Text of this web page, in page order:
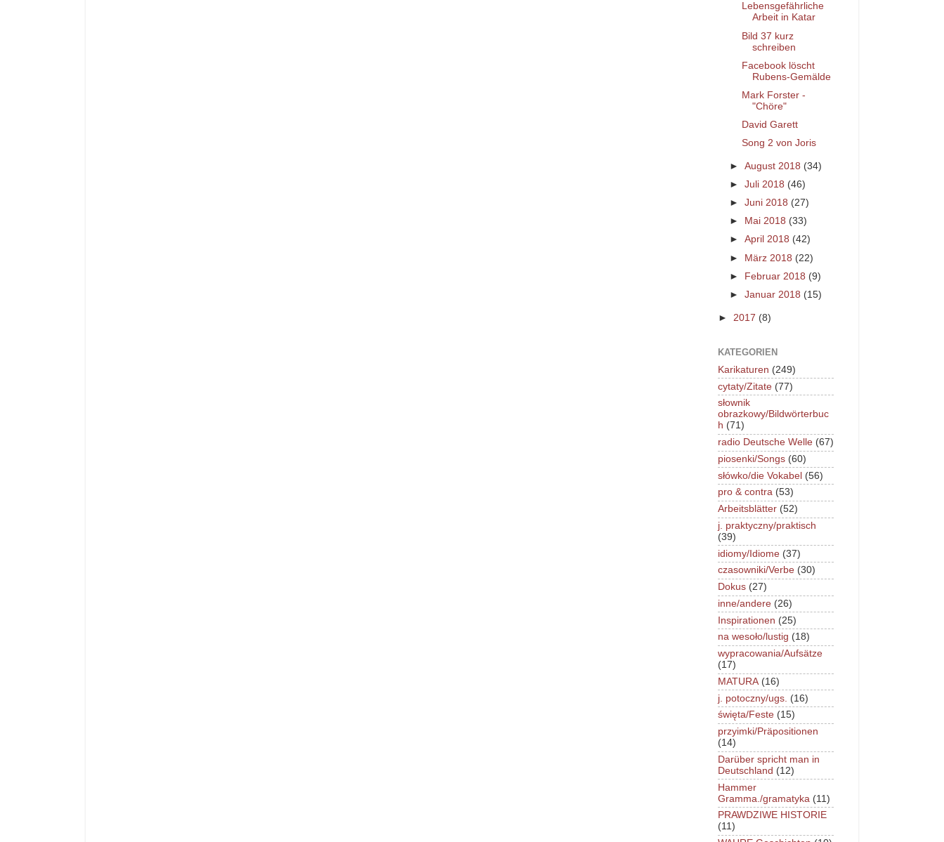
Lebensgefährliche
Arbeit in Katar
Bild 37 kurz
schreiben
Facebook löscht
Rubens-Gemälde
Mark Forster -
"Chöre"
David Garett
Song 2 von Joris
►August 2018 (34)
►Juli 2018 (46)
►Juni 2018 (27)
►
Mai 2018 (33)
►April 2018 (42)
► März 2018 (22)
► Februar 2018 (9)
►Januar 2018 (15)
► 2017 (8)
KATEGORIEN
Karikaturen (249)
cytaty/Zitate (77)
słownik
obrazkowy/Bildwörterbuc
h (71)
radio Deutsche Welle (67)
piosenki/Songs (60)
słówko/die Vokabel (56)
pro & contra (53)
Arbeitsblätter (52)
j. praktyczny/praktisch
(39)
idiomy/Idiome (37)
czasowniki/Verbe (30)
Dokus (27)
inne/andere (26)
Inspirationen (25)
na wesoło/lustig (18)
wypracowania/Aufsätze
(17)
MATURA (16)
j. potoczny/ugs. (16)
święta/Feste (15)
przyimki/Präpositionen
(14)
Darüber spricht man in
Deutschland (12)
Hammer
Gramma./gramatyka (11)
PRAWDZIWE HISTORIE
(11)